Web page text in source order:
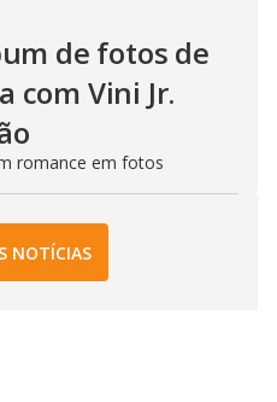
de fotos de
com Vini Jr.
romance em fotos
NOTÍCIAS